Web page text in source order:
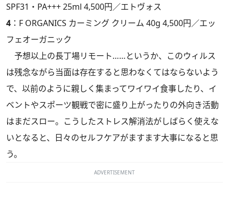
SPF31・PA+++ 25ml 4,500円／エトヴォス
4 ：F ORGANICS カーミング クリーム 40g 4,500円／エッ
フェオーガニック
予想以上の長丁場リモート……というか、このウィルス
は残念ながら当面は存在すると思わなくてはならないよう
で、以前のように親しく集まってワイワイ食事したり、イ
ベントやスポーツ観戦で密に盛り上がったりの外向き活動
はまだスロー。こうしたストレス解消法がしばらく使えな
いとなると、日々のセルフケアがますます大事になると思
う。
ADVERTISEMENT